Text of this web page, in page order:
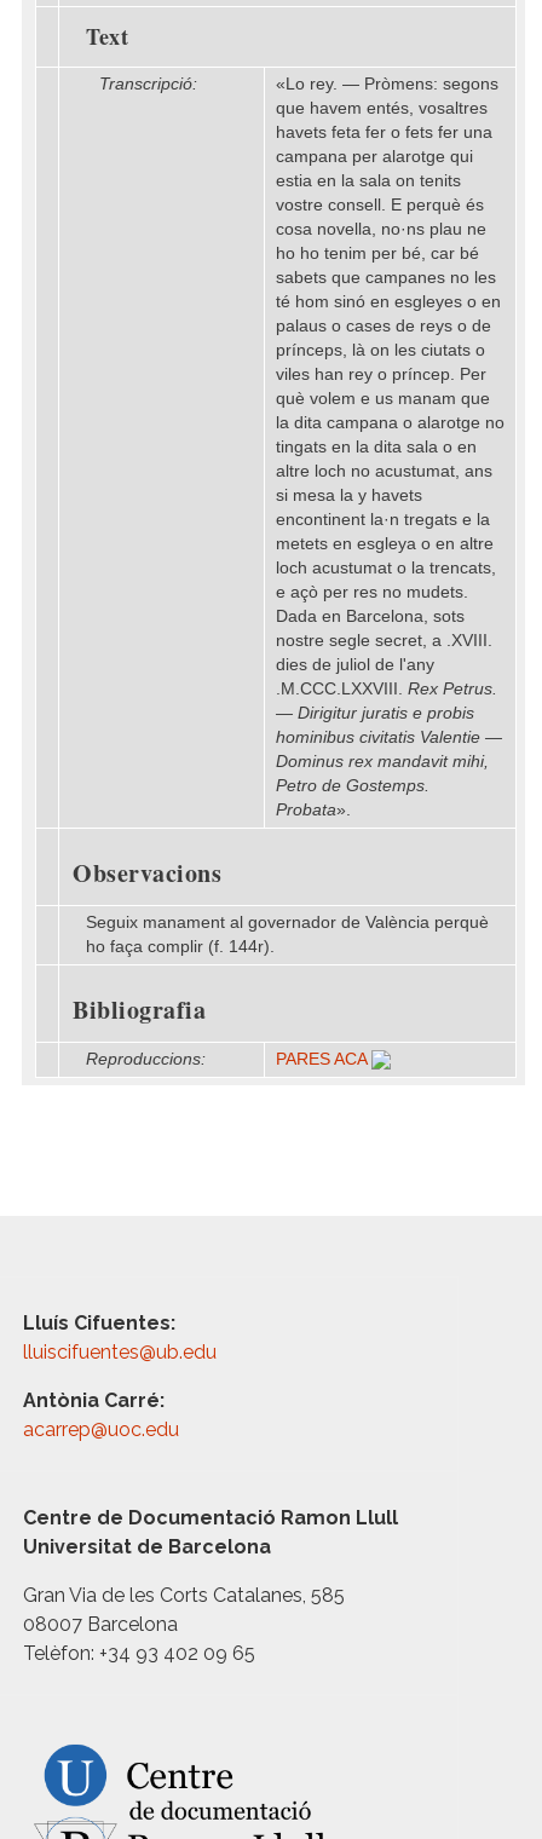
Text
Transcripció:
«Lo rey. — Pròmens: segons
que havem entés, vosaltres
havets feta fer o fets fer una
campana per alarotge qui
estia en la sala on tenits
vostre consell. E perquè és
cosa novella, no·ns plau ne
ho ho tenim per bé, car bé
sabets que campanes no les
té hom sinó en esgleyes o en
palaus o cases de reys o de
prínceps, là on les ciutats o
viles han rey o príncep. Per
què volem e us manam que
la dita campana o alarotge no
tingats en la dita sala o en
altre loch no acustumat, ans
si mesa la y havets
encontinent la·n tregats e la
metets en esgleya o en altre
loch acustumat o la trencats,
e açò per res no mudets.
Dada en Barcelona, sots
nostre segle secret, a .XVIII.
dies de juliol de l'any
.M.CCC.LXXVIII. Rex Petrus.
— Dirigitur juratis e probis
hominibus civitatis Valentie —
Dominus rex mandavit mihi,
Petro de Gostemps.
Probata».
Observacions
Seguix manament al governador de València perquè
ho faça complir (f. 144r).
Bibliografia
Reproduccions: PARES ACA
Lluís Cifuentes:
lluiscifuentes@ub.edu
Antònia Carré:
acarrep@uoc.edu
Centre de Documentació Ramon Llull
Universitat de Barcelona
Gran Via de les Corts Catalanes, 585
08007 Barcelona
Telèfon: +34 93 402 09 65